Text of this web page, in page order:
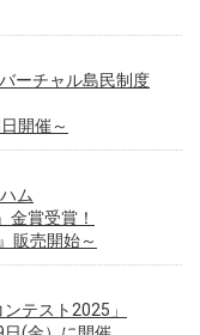
ーチャル島民制度
開催～
ム
金賞受賞！
販売開始～
テスト2025」